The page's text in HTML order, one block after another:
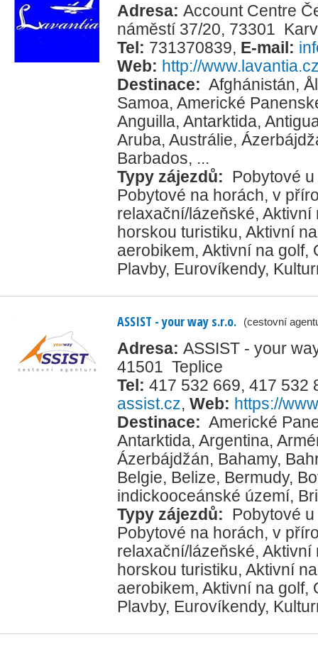
Adresa: Account Centre
náměstí 37/20, 73301
Tel: 731370839, E-mail:
Web: http://
Destinace: Afghánistán,
Samoa, Americké
Anguilla, Antarktida,
Aruba, Austrálie,
Barbados, ...
Typy zájezdů:
Pobytové
Pobytové na horách, v
relaxační/lázeňské, Aktivní
horskou turistiku, Aktivní
aerobikem, Aktivní na golf,
Plavby, Eurovíkendy,
ASSIST - your way s.r.o. (cestovní
Adresa: ASSIST - your
41501 Teplice
Tel: 417 532 669, 417 532
assist.cz, Web: https://
Destinace: Americké
Antarktida, Argentina,
Ázerbájdžán, Bahamy,
Belgie, Belize, Bermudy,
indickooceánské území,
Typy zájezdů:
Pobytové
Pobytové na horách, v
relaxační/lázeňské, Aktivní
horskou turistiku, Aktivní
aerobikem, Aktivní na golf,
Plavby, Eurovíkendy,